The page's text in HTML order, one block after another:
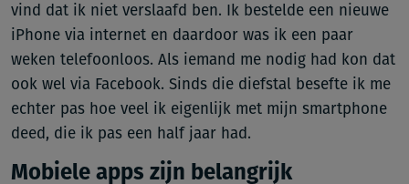
vind dat ik niet verslaafd ben. Ik bestelde een nieuwe
iPhone via internet en daardoor was ik een paar
weken telefoonloos. Als iemand me nodig had kon dat
ook wel via Facebook. Sinds die diefstal besefte ik me
echter pas hoe veel ik eigenlijk met mijn smartphone
deed, die ik pas een half jaar had.
Mobiele apps zijn belangrijk